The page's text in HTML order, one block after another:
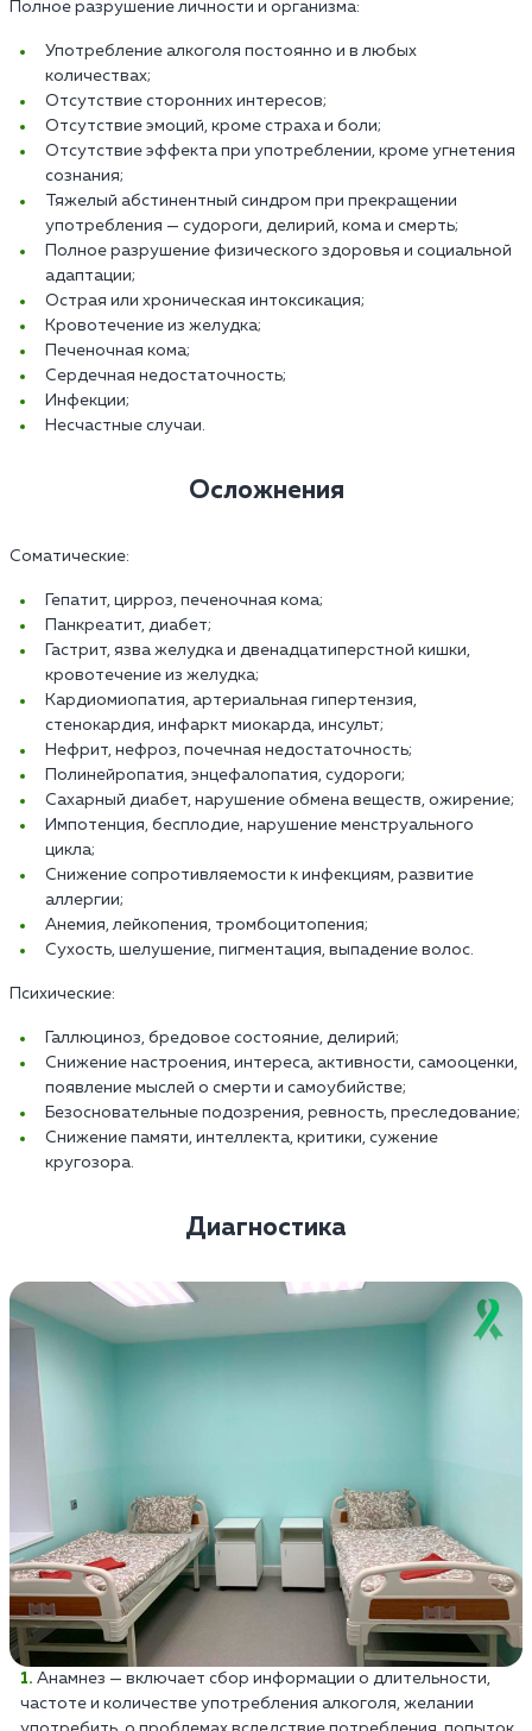
Полное разрушение личности и организма:
Употребление алкоголя постоянно и в любых
количествах;
Отсутствие сторонних интересов;
Отсутствие эмоций, кроме страха и боли;
Отсутствие эффекта при употреблении, кроме угнетения
сознания;
Тяжелый абстинентный синдром при прекращении
употребления — судороги, делирий, кома и смерть;
Полное разрушение физического здоровья и социальной
адаптации;
Острая или хроническая интоксикация;
Кровотечение из желудка;
Печеночная кома;
Сердечная недостаточность;
Инфекции;
Несчастные случаи.
Осложнения
Соматические:
Гепатит, цирроз, печеночная кома;
Панкреатит, диабет;
Гастрит, язва желудка и двенадцатиперстной кишки,
кровотечение из желудка;
Кардиомиопатия, артериальная гипертензия,
стенокардия, инфаркт миокарда, инсульт;
Нефрит, нефроз, почечная недостаточность;
Полинейропатия, энцефалопатия, судороги;
Сахарный диабет, нарушение обмена веществ, ожирение;
Импотенция, бесплодие, нарушение менструального
цикла;
Снижение сопротивляемости к инфекциям, развитие
аллергии;
Анемия, лейкопения, тромбоцитопения;
Сухость, шелушение, пигментация, выпадение волос.
Психические:
Галлюциноз, бредовое состояние, делирий;
Снижение настроения, интереса, активности, самооценки,
появление мыслей о смерти и самоубийстве;
Безосновательные подозрения, ревность, преследование;
Снижение памяти, интеллекта, критики, сужение
кругозора.
Диагностика
Анамнез — включает сбор информации о длительности,
частоте и количестве употребления алкоголя, желании